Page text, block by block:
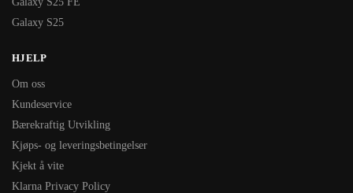
Galaxy S25
HJELP
Om oss
Kundeservice
Bærekraftig Utvikling
Kjøps- og leveringsbetingelser
Kjekt å vite
Klarna Privacy Policy